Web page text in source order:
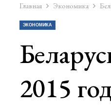
Главная Экономика
ЭКОНОМИКА
2015